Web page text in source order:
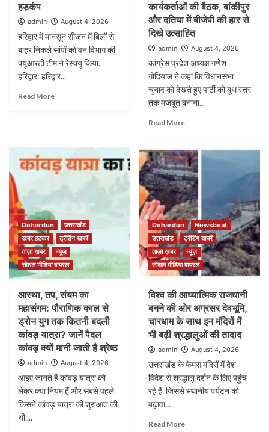
हड़कंप
admin August 4, 2026
हरिद्वार में मानसून सीजन में बिलों से
बाहर निकले सांपों को वन विभाग की
क्यूआरटी टीम ने रेस्क्यू किया.
हरिद्वार: हरिद्वार...
Read More
कार्यकर्ताओं की बैठक, बांकीपुर
और दतिया में बीजेपी की हार से
दिखे उत्साहित
admin August 4, 2026
कांग्रेस प्रदेश अध्यक्ष गणेश
गोदियाल ने कहा कि विधानसभा
चुनाव को देखते हुए पार्टी को बूथ स्तर
तक मजबूत बनाना...
Read More
Dehardun
उत्तराखंड
खबर हटकर
ट्रेंडिंग खबरें
ताज़ा ख़बर
न्यूज़
सोशल मीडिया वायरल
आस्था, तप, संयम का
महासंगम: पौराणिक काल से
ड्रोन युग तक कितनी बदली
कांवड़ यात्रा? जानें पैदल
कांवड़ क्यों मानी जाती है श्रेष्ठ
admin August 4, 2026
आइए जानते हैं कांवड़ यात्रा को
लेकर क्या नियम हैं और सबसे पहले
किसने कांवड़ यात्रा की शुरुआत की
थी....
Dehardun
Newsbeat
उत्तराखंड
ट्रेंडिंग खबरें
ताज़ा ख़बर
न्यूज़
सोशल मीडिया वायरल
विश्व की आध्यात्मिक राजधानी
बनने की ओर अग्रसर देवभूमि,
चारधाम के साथ इन मंदिरों में
भी बढ़ी श्रद्धालुओं की तादाद
admin August 4, 2026
उत्तराखंड के फेमस मंदिरों में देश
विदेश से श्रद्धालु दर्शन के लिए पहुंच
रहे हैं. जिससे स्थानीय पर्यटन को
बढ़ावा...
Read More